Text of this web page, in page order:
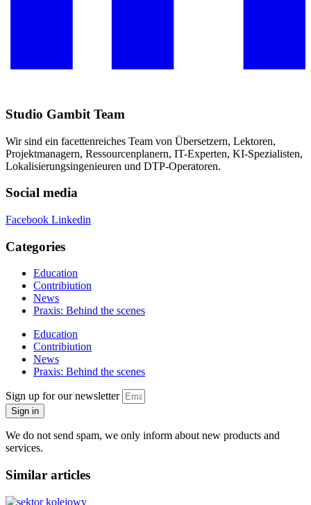
Studio Gambit Team
Wir sind ein facettenreiches Team von Übersetzern, Lektoren,
Projektmanagern, Ressourcenplanern, IT-Experten, KI-Spezialisten,
Lokalisierungsingenieuren und DTP-Operatoren.
Social media
Facebook Linkedin
Categories
Education
Contribiution
News
Praxis: Behind the scenes
Education
Contribiution
News
Praxis: Behind the scenes
Sign up for our newsletter
Sign in
We do not send spam, we only inform about new products and
services.
Similar articles